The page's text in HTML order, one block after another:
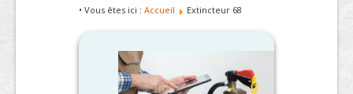
• Vous êtes ici : Accueil Extincteur 68